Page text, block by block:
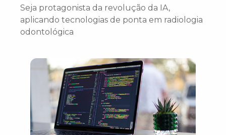
Seja protagonista da revolução da IA,
aplicando tecnologias de ponta em radiologia
odontológica